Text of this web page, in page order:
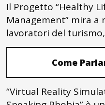
Il Progetto “Healthy
Management” mira a
lavoratori del
Come
“Virtual Reality